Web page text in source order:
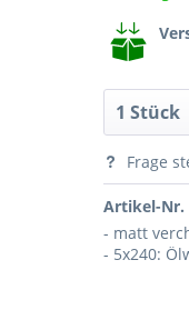
Frage
Artikel-Nr.
- matt
- 5x240: